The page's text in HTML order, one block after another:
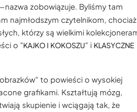
nazwa zobowiązuje. Byliśmy tam
najmłodszym czytelnikom, chociaż
którzy są wielkimi
o "KAJKO I KOKOSZU" i KLASYCZNE
to powieści o wysokiej
grafikami. Kształtują mózg,
skupienie i wciągają tak, że